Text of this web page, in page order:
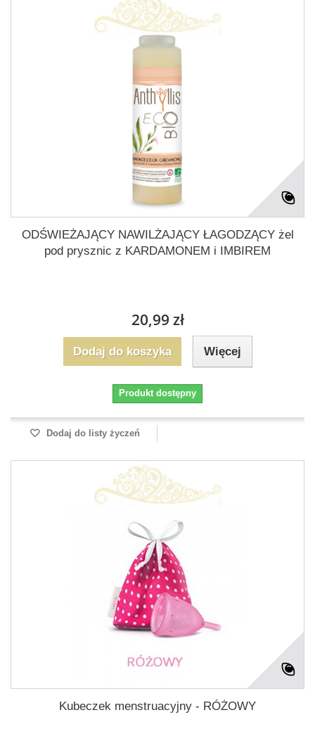
ODŚWIEŻAJĄCY NAWILŻAJĄCY ŁAGODZĄCY żel
pod prysznic z KARDAMONEM i IMBIREM
20,99 zł
Dodaj do koszyka Więcej
Produkt dostępny
Dodaj do listy życzeń
Kubeczek menstruacyjny - RÓŻOWY